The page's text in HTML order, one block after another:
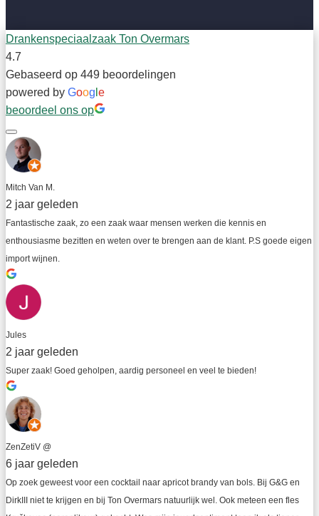
Drankenspeciaalzaak Ton Overmars
4.7
Gebaseerd op 449 beoordelingen
powered by Goog e
beoordeel ons op
Mitch Van M.
2 jaar geleden
Fantastische zaak, zo een zaak waar mensen werken die kennis en
enthousiasme bezitten en weten over te brengen aan de klant. P.S goede eigen
import wijnen.
Jules
2 jaar geleden
Super zaak! Goed geholpen, aardig personeel en veel te bieden!
ZenZetiV @
6 jaar geleden
Op zoek geweest voor een cocktail naar apricot brandy van bols. Bij G&G en
DirkIII niet te krijgen en bij Ton Overmars natuurlijk wel. Ook meteen een fles